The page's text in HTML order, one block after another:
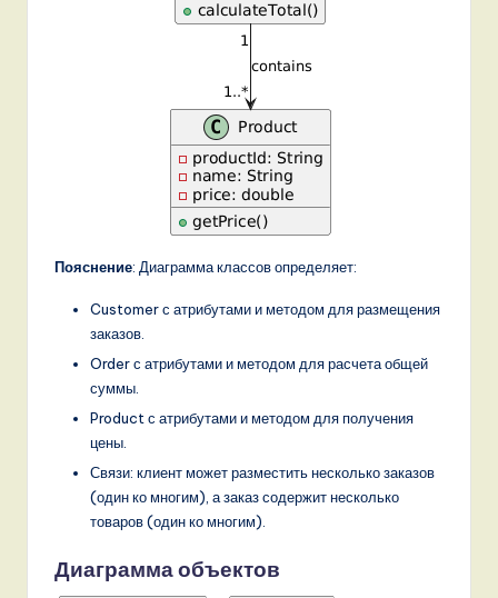
Пояснение: Диаграмма классов определяет:
Customer с атрибутами и методом для размещения
заказов.
Order с атрибутами и методом для расчета общей
суммы.
Product с атрибутами и методом для получения
цены.
Связи: клиент может разместить несколько заказов
(один ко многим), а заказ содержит несколько
товаров (один ко многим).
Диаграмма объектов